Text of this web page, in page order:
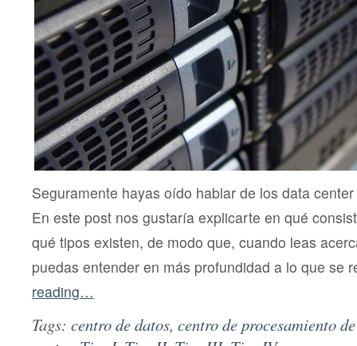
Seguramente hayas oído hablar de los data
En este post nos gustaría explicarte en qué
qué tipos existen, de modo que, cuando leas
puedas entender en más profundidad a lo que se
reading…
Tags: centro de datos, centro de procesamiento